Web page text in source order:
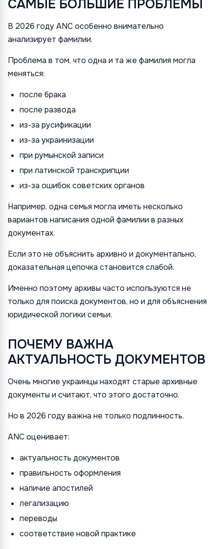
САМЫЕ БОЛЬШИЕ ПРОБЛЕМЫ
В 2026 году ANC особенно внимательно
анализирует фамилии.
Проблема в том, что одна и та же фамилия могла
меняться:
после брака
после развода
из-за русификации
из-за украинизации
при румынской записи
при латинской транскрипции
из-за ошибок советских органов
Например, одна семья могла иметь несколько
вариантов написания одной фамилии в разных
документах.
Если это не объяснить архивно и документально,
доказательная цепочка становится слабой.
Именно поэтому архивы часто используются не
только для поиска документов, но и для объяснения
юридической логики семьи.
ПОЧЕМУ ВАЖНА
АКТУАЛЬНОСТЬ ДОКУМЕНТОВ
Очень многие украинцы находят старые архивные
документы и считают, что этого достаточно.
Но в 2026 году важна не только подлинность.
ANC оценивает:
актуальность документов
правильность оформления
наличие апостилей
легализацию
переводы
соответствие новой практике